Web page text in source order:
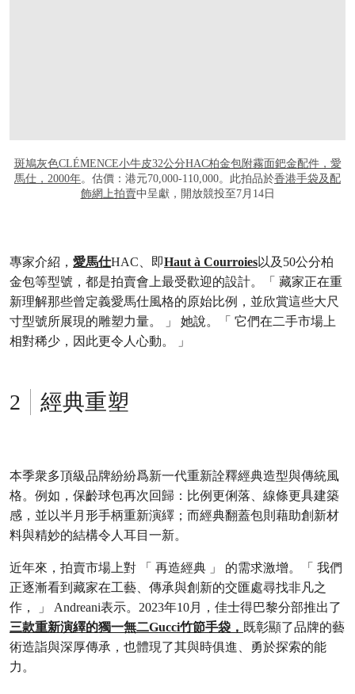
斑鳩灰色CLÉMENCE小牛皮32公分HAC柏金包附霧面鈀金配件，愛
馬仕，2000年。估價：港元70,000-110,000。此拍品於香港手袋及配
飾網上拍賣中呈獻，開放競投至7月14日
專家介紹， 愛馬仕HAC、即Haut à Courroies以及50公分柏
金包等型號，都是拍賣會上最受歡迎的設計。「 藏家正在重
新理解那些曾定義愛馬仕風格的原始比例，並欣賞這些大尺
寸型號所展現的雕塑力量。 」 她說。「 它們在二手市場上
相對稀少，因此更令人心動。 」
經典重塑
本季衆多頂級品牌紛紛爲新一代重新詮釋經典造型與傳統風
格。例如，保齡球包再次回歸：比例更俐落、線條更具建築
感，並以半月形手柄重新演繹；而經典翻蓋包則藉助創新材
料與精妙的結構令人耳目一新。
近年來，拍賣市場上對 「 再造經典 」 的需求激增。「 我們
正逐漸看到藏家在工藝、傳承與創新的交匯處尋找非凡之
作， 」 Andreani表示。2023年10月，佳士得巴黎分部推出了
三款重新演繹的獨一無二Gucci竹節手袋， 既彰顯了品牌的藝
術造詣與深厚傳承，也體現了其與時俱進、勇於探索的能
力。